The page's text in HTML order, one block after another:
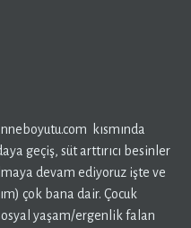
kısmında
geçiş, süt arttırıcı besinler
devam ediyoruz işte ve
çok bana dair. Çocuk
yaşam/ergenlik falan